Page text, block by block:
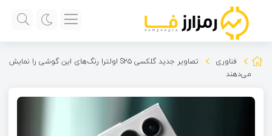
فناوری
تصاویر جدید گلکسی S۲۵ اولترا رنگ‌های این گوشی را نمایش
می‌دهند